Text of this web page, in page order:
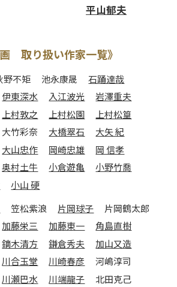
平山郁夫
画 取り扱い作家一覧》
野不矩 池永康晟
石踊達哉
伊東深水 入江波光
岩澤重夫
上村敦之 上村松園
上村松篁
大竹彩奈 大橋翠石
大矢 紀
大山忠作 岡崎忠雄
岡 信孝
奥村土牛 小倉遊亀
小野竹喬
小山 硬
笠松紫浪 片岡球子
片岡鶴太郎
加藤栄三 加藤東一
角島直樹
鏑木清方 鎌倉秀夫
加山又造
川合玉堂 川崎春彦
河嶋淳司
川瀬巴水 川端龍子
北田克己